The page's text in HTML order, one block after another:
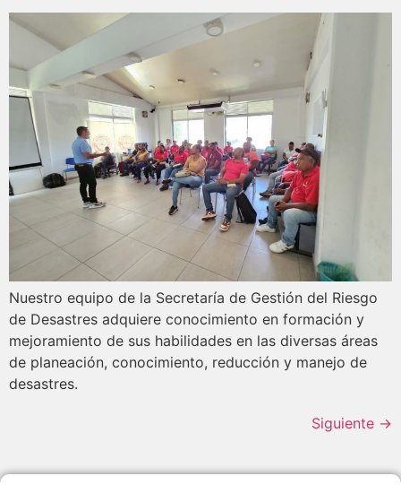
Nuestro equipo de la Secretaría de Gestión del Riesgo
de Desastres adquiere conocimiento en formación y
mejoramiento de sus habilidades en las diversas áreas
de planeación, conocimiento, reducción y manejo de
desastres.
Siguiente →